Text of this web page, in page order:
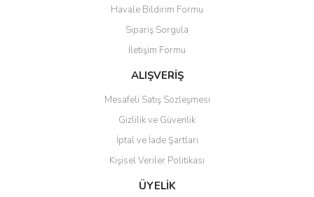
Ürün açıklamasında eksik bilgiler bulunuyor.
Ürün bilgilerinde hatalar bulunuyor.
Ürün fiyatı diğer sitelerden daha pahalı.
Bu ürüne benzer farklı alternatifler olmalı.
Gönder
Havale Bildirim Formu
Sipariş Sorgula
İletişim Formu
ALIŞVERİŞ
Mesafeli Satış Sözleşmesi
Gizlilik ve Güvenlik
İptal ve İade Şartları
Kişisel Veriler Politikası
ÜYELİK